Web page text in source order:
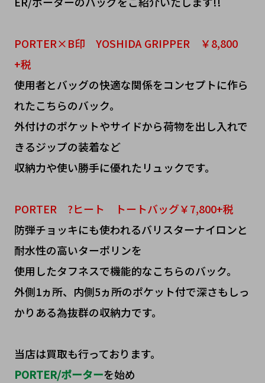
PORTER×B印 YOSHIDA GRIPPER ￥8,800
+税
使用者とバッグの快適な関係をコンセプトに作ら
れたこちらのバック。
外付けのポケットやサイドから荷物を出し入れで
きるジップの装着など
収納力や使い勝手に優れたリュックです。
PORTER ?ヒート トートバッグ￥7,800+税
防弾チョッキにも使われるバリスターナイロンと
耐水性の高いターポリンを
使用したタフネスで機能的なこちらのバック。
外側1ヵ所、内側5ヵ所のポケット付で深さもしっ
かりある為抜群の収納力です。
当店は買取も行っております。
PORTER/ポーターを始め